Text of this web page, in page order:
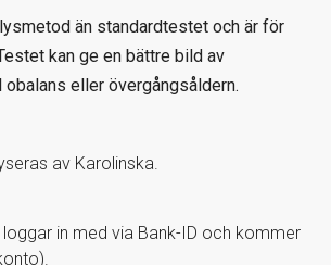
än standardtestet och är för
kan ge en bättre bild av
eller övergångsåldern.
av Karolinska.
in med via Bank-ID och kommer